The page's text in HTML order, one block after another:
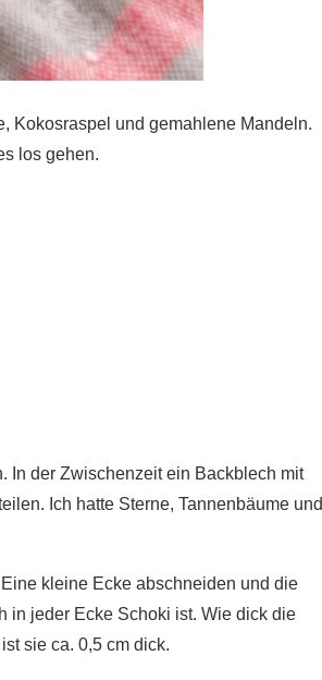
Kokosraspel und gemahlene Mandeln.
los gehen.
In der Zwischenzeit ein Backblech mit
Ich hatte Sterne, Tannenbäume und
kleine Ecke abschneiden und die
in jeder Ecke Schoki ist. Wie dick die
sie ca. 0,5 cm dick.